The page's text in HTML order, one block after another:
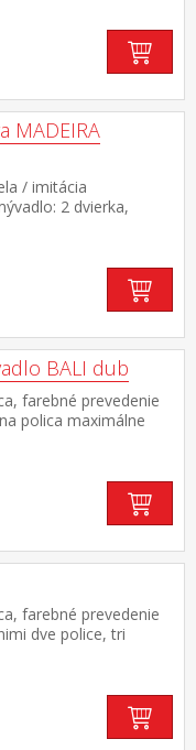
uvedené v návode
KORAL
MADEIRA
/ imitácia
2 dvierka,
55 cm skrinka: 1
(š/h/v) 31,5 × 28 ×
1 dvierka, 1 polica,
× 28 × 101
police, rozmery (š/h/v)
BALI dub
farebné prevedenie
polica maximálne
na montáž súčasť
farebné prevedenie
dve police, tri
uvedené v návode na
BALI